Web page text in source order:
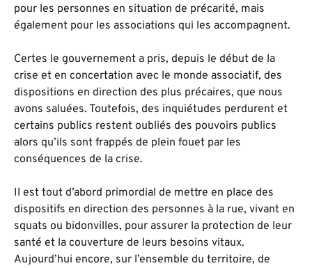
pour les personnes en situation de précarité, mais
également pour les associations qui les accompagnent.
Certes le gouvernement a pris, depuis le début de la
crise et en concertation avec le monde associatif, des
dispositions en direction des plus précaires, que nous
avons saluées. Toutefois, des inquiétudes perdurent et
certains publics restent oubliés des pouvoirs publics
alors qu’ils sont frappés de plein fouet par les
conséquences de la crise.
Il est tout d’abord primordial de mettre en place des
dispositifs en direction des personnes à la rue, vivant en
squats ou bidonvilles, pour assurer la protection de leur
santé et la couverture de leurs besoins vitaux.
Aujourd’hui encore, sur l’ensemble du territoire, de